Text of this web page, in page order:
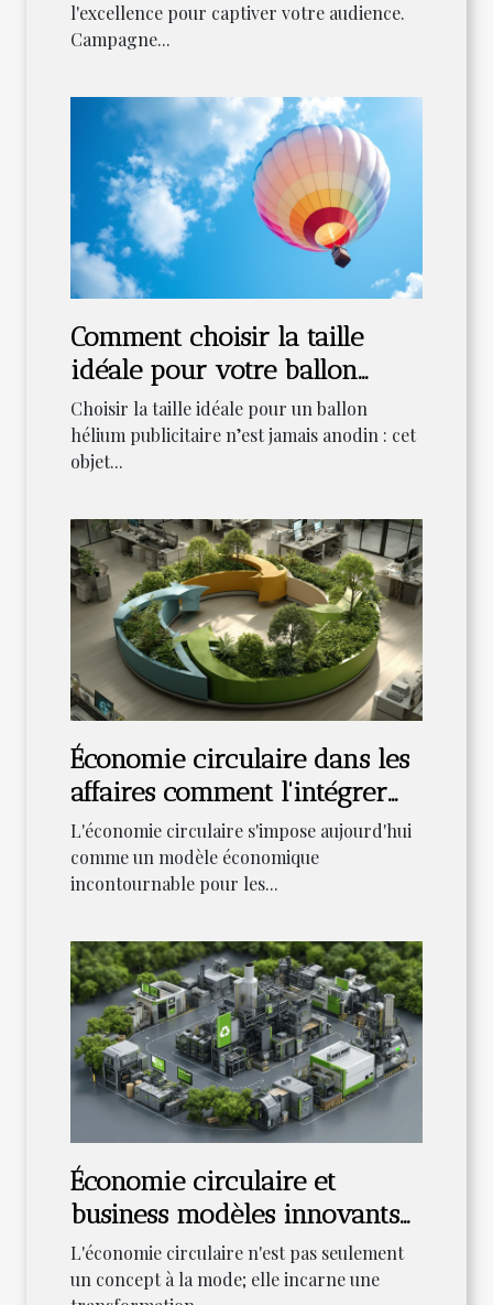
l'excellence pour captiver votre audience.
Campagne...
Comment choisir la taille
idéale pour votre ballon
hélium publicitaire ?
Choisir la taille idéale pour un ballon
hélium publicitaire n’est jamais anodin : cet
objet...
Économie circulaire dans les
affaires comment l'intégrer
pour une meilleure
rentabilité
L'économie circulaire s'impose aujourd'hui
comme un modèle économique
incontournable pour les...
Économie circulaire et
business modèles innovants
pour une entreprise
écoresponsable
L'économie circulaire n'est pas seulement
un concept à la mode; elle incarne une